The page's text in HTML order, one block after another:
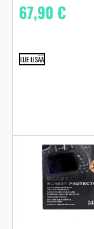
67,90€
LUE LISÄÄ